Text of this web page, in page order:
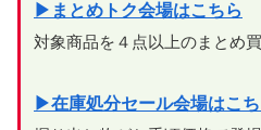
▶まとめトク会場はこちら
対象商品を４点以上のまとめ
▶在庫処分セール会場はこち